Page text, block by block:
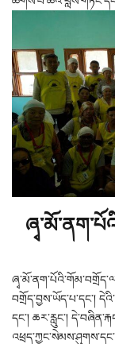
བགྲོད་བྱས་ཡོད་པ་དང་།
དང་། ཆར་རླུང་།